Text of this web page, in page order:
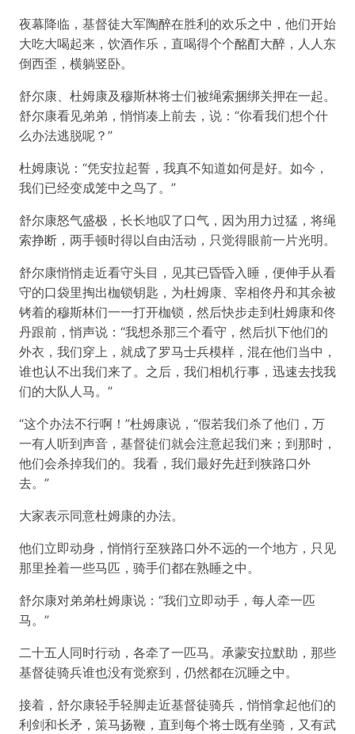
夜幕降临，基督徒大军陶醉在胜利的欢乐之中，他们开始
大吃大喝起来，饮酒作乐，直喝得个个酩酊大醉，人人东
倒西歪，横躺竖卧。
舒尔康、杜姆康及穆斯林将士们被绳索捆绑关押在一起。
舒尔康看见弟弟，悄悄凑上前去，说：“你看我们想个什
么办法逃脱呢？”
杜姆康说：“凭安拉起誓，我真不知道如何是好。如今，
我们已经变成笼中之鸟了。”
舒尔康怒气盛极，长长地叹了口气，因为用力过猛，将绳
索挣断，两手顿时得以自由活动，只觉得眼前一片光明。
舒尔康悄悄走近看守头目，见其已昏昏入睡，便伸手从看
守的口袋里掏出枷锁钥匙，为杜姆康、宰相佟丹和其余被
铐着的穆斯林们一一打开枷锁，然后快步走到杜姆康和佟
丹跟前，悄声说：“我想杀那三个看守，然后扒下他们的
外衣，我们穿上，就成了罗马士兵模样，混在他们当中，
谁也认不出我们来了。之后，我们相机行事，迅速去找我
们的大队人马。”
“这个办法不行啊！”杜姆康说，“假若我们杀了他们，万
一有人听到声音，基督徒们就会注意起我们来；到那时，
他们会杀掉我们的。我看，我们最好先赶到狭路口外
去。”
大家表示同意杜姆康的办法。
他们立即动身，悄悄行至狭路口外不远的一个地方，只见
那里拴着一些马匹，骑手们都在熟睡之中。
舒尔康对弟弟杜姆康说：“我们立即动手，每人牵一匹
马。”
二十五人同时行动，各牵了一匹马。承蒙安拉默助，那些
基督徒骑兵谁也没有觉察到，仍然都在沉睡之中。
接着，舒尔康轻手轻脚走近基督徒骑兵，悄悄拿起他们的
利剑和长矛，策马扬鞭，直到每个将士既有坐骑，又有武